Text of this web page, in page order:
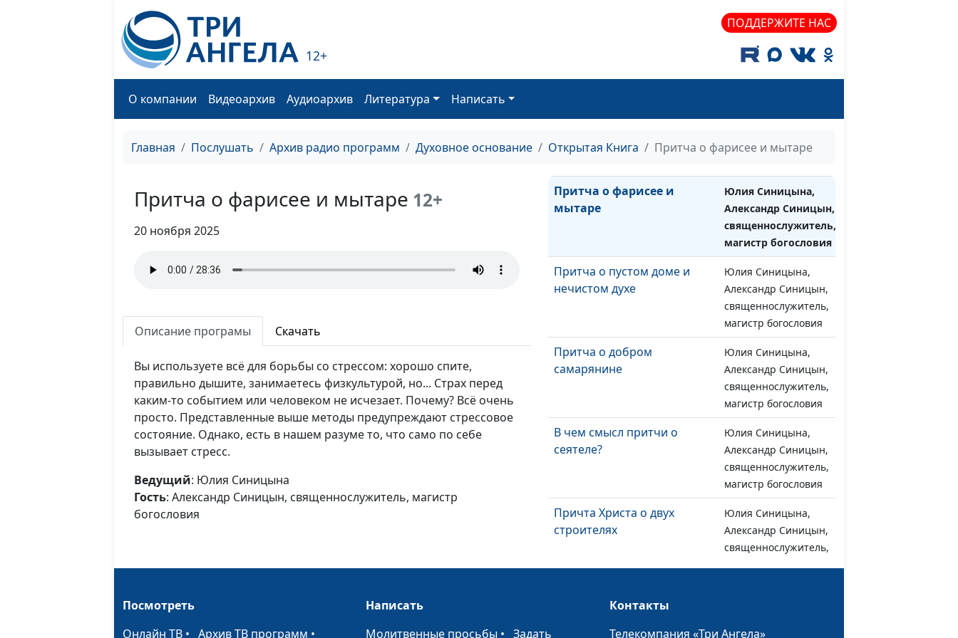
12+
ПОДДЕРЖИТЕ НАС
О компании Видеоархив Аудиоархив Литература Написать
Главная Послушать Архив радио программ Духовное основание Открытая Книга Притча о фарисее и мытаре
Притча о фарисее и мытаре 12+
20 ноября 2025
Описание програмы Скачать
Вы используете всё для борьбы со стрессом: хорошо спите,
правильно дышите, занимаетесь физкультурой, но... Страх перед
каким-то событием или человеком не исчезает. Почему? Всё очень
просто. Представленные выше методы предупреждают стрессовое
состояние. Однако, есть в нашем разуме то, что само по себе
вызывает стресс.
Ведущий: Юлия Синицына
Гость: Александр Синицын, священнослужитель, магистр
богословия
Юлия Синицына,
Александр Синицын,
священнослужитель,
магистр богословия
священнослужитель,
Притча о фарисее и
мытаре
Юлия Синицына,
Александр Синицын,
священнослужитель,
магистр богословия
Притча о пустом доме и
нечистом духе
Юлия Синицына,
Александр Синицын,
священнослужитель,
магистр богословия
Притча о добром
самарянине
Юлия Синицына,
Александр Синицын,
священнослужитель,
магистр богословия
В чем смысл притчи о
сеятеле?
Юлия Синицына,
Александр Синицын,
священнослужитель,
магистр богословия
Причта Христа о двух
строителях
Юлия Синицына,
Александр Синицын,
священнослужитель,
мировой истории
священнослужитель
Посмотреть
Онлайн ТВ • Архив ТВ программ •
Написать
Молитвенные просьбы •Задать
Контакты
Телекомпания «Три Ангела»